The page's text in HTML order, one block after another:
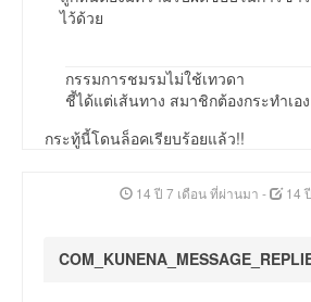
ไว้ด้วย
กรรมการชมรมไม่ใช้เทวดา
ชี้ได้แต่เส้นทาง สมาชิกต้องกระทำเอง
กระทู้นี้โดนล็อคเรียบร้อยแล้ว!!
14 ปี 7 เดือน ที่ผ่านมา - 14